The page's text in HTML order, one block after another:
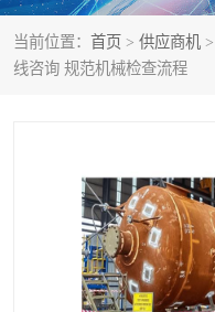
当前位置： 首页 > 供应商机 >
线咨询 规范机械检查流程
巴西认证